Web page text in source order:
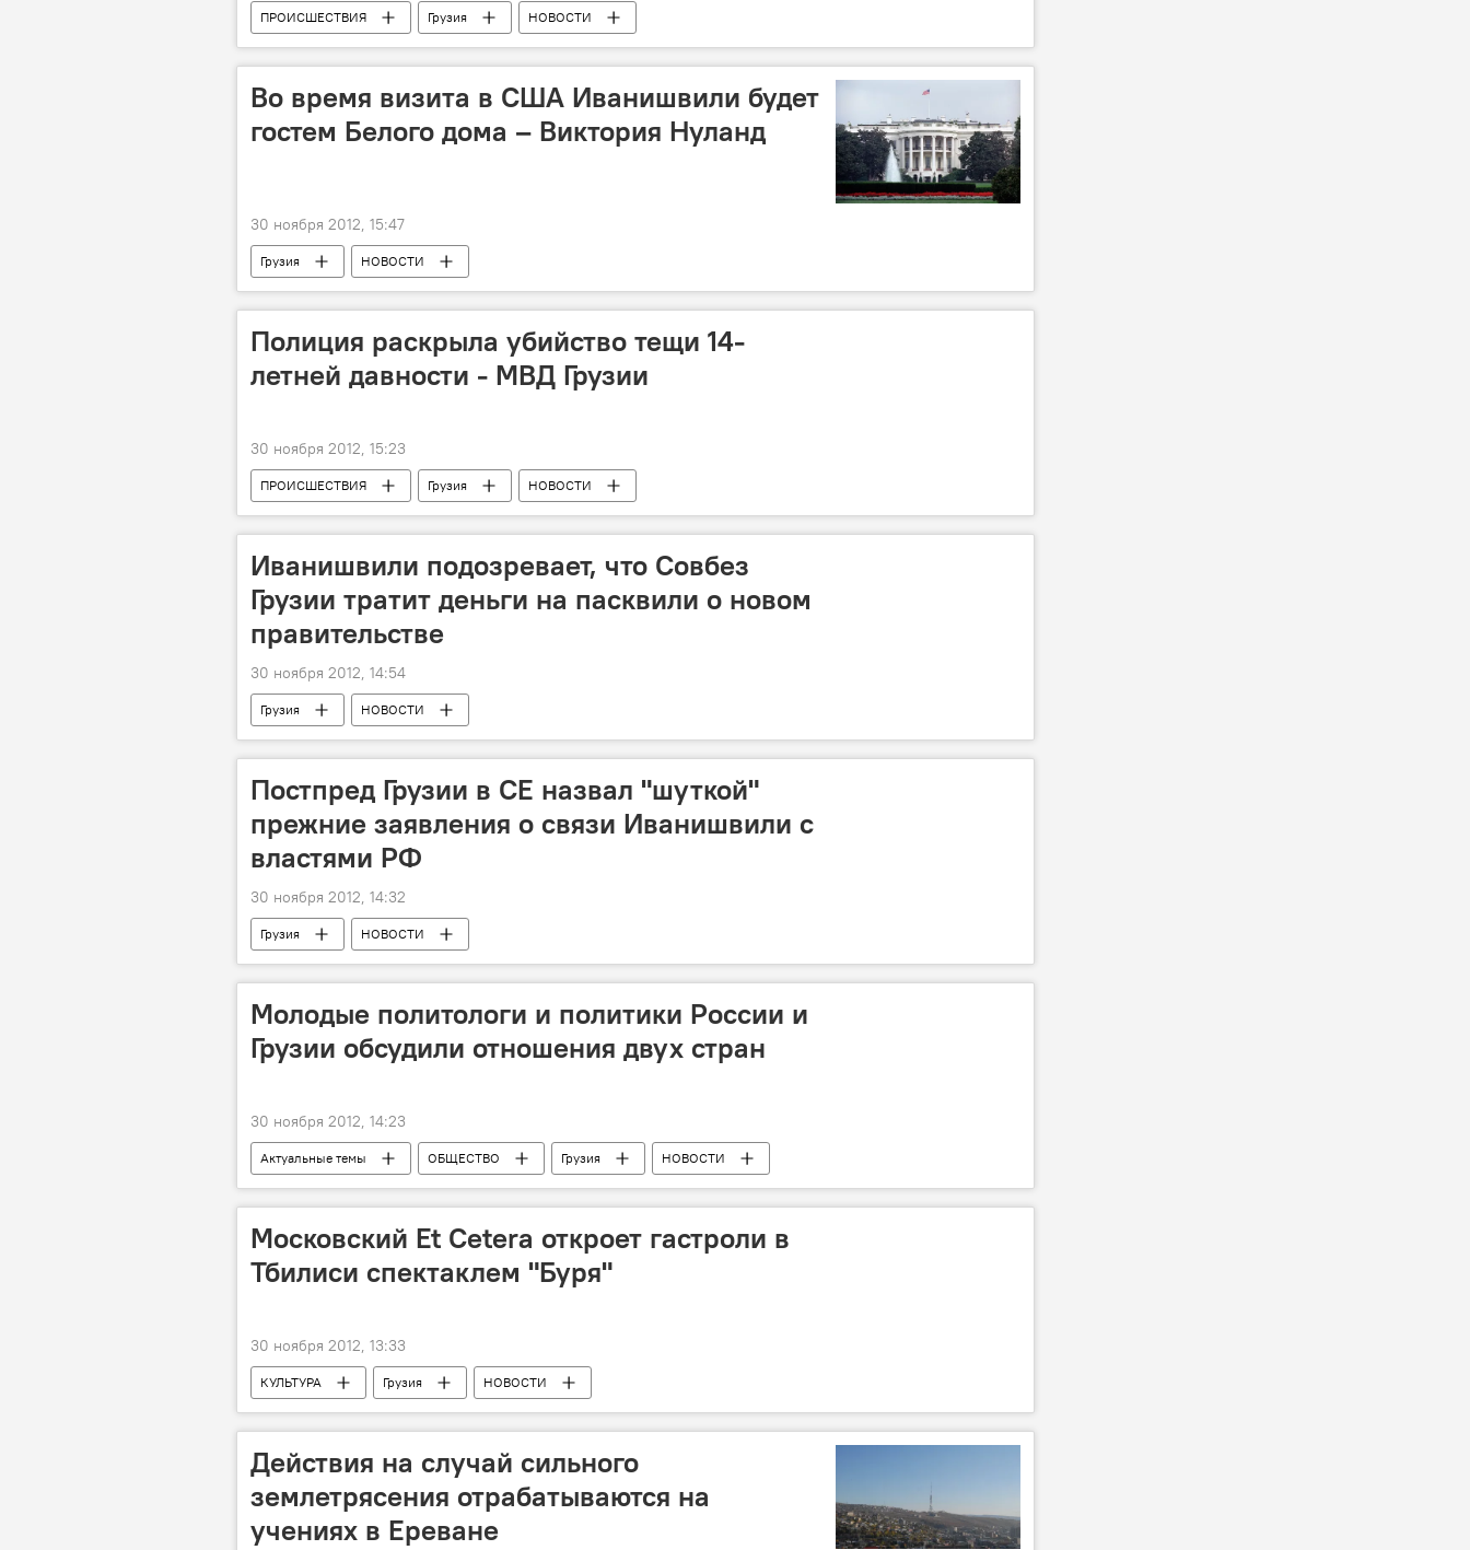
ПРОИСШЕСТВИЯ Грузия НОВОСТИ
Во время визита в США Иванишвили будет
гостем Белого дома – Виктория Нуланд
30 ноября 2012, 15:47
Грузия НОВОСТИ
Полиция раскрыла убийство тещи 14-
летней давности - МВД Грузии
30 ноября 2012, 15:23
ПРОИСШЕСТВИЯ Грузия НОВОСТИ
Иванишвили подозревает, что Совбез
Грузии тратит деньги на пасквили о новом
правительстве
30 ноября 2012, 14:54
Грузия НОВОСТИ
Постпред Грузии в СЕ назвал "шуткой"
прежние заявления о связи Иванишвили с
властями РФ
30 ноября 2012, 14:32
Грузия НОВОСТИ
Молодые политологи и политики России и
Грузии обсудили отношения двух стран
30 ноября 2012, 14:23
Актуальные темы ОБЩЕСТВО Грузия НОВОСТИ
Московский Et Cetera откроет гастроли в
Тбилиси спектаклем "Буря"
30 ноября 2012, 13:33
КУЛЬТУРА Грузия НОВОСТИ
Действия на случай сильного
землетрясения отрабатываются на
учениях в Ереване